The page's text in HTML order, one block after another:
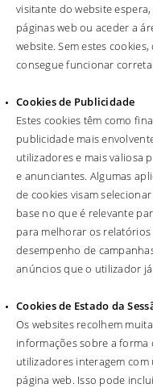
visitante do website
páginas web ou aceder a
website. Sem estes
consegue funcionar
Cookies de Publicidade
Estes cookies têm como
publicidade mais
utilizadores e mais valiosa
e anunciantes. Algumas
de cookies visam
base no que é relevante
para melhorar os
desempenho de
anúncios que o utilizador já
Cookies de Estado da
Os websites recolhem
informações sobre a forma
utilizadores interagem com
página web. Isso pode